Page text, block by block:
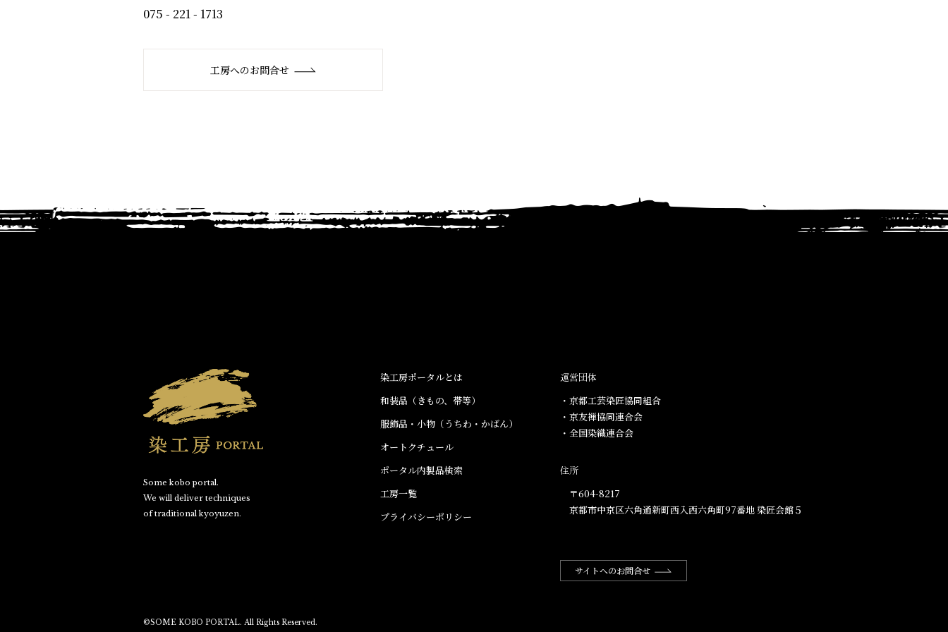
075 - 221 - 1713
工房へのお問合せ
Some kobo portal.
We will deliver techniques
of traditional kyoyuzen.
染工房ポータルとは
和装品（きもの、帯等）​
服飾品・小物​（うちわ・かばん）
オートクチュール
ポータル内製品検索
工房一覧
プライバシーポリシー
運営団体
・京都工芸染匠協同組合​
・京友禅協同連合会
・全国染織連合会
住所
〒604-8217
京都市中京区六角通新町西入西六角町97番地​ 染匠会館５
サイトへのお問合せ
©SOME KOBO PORTAL. All Rights Reserved.